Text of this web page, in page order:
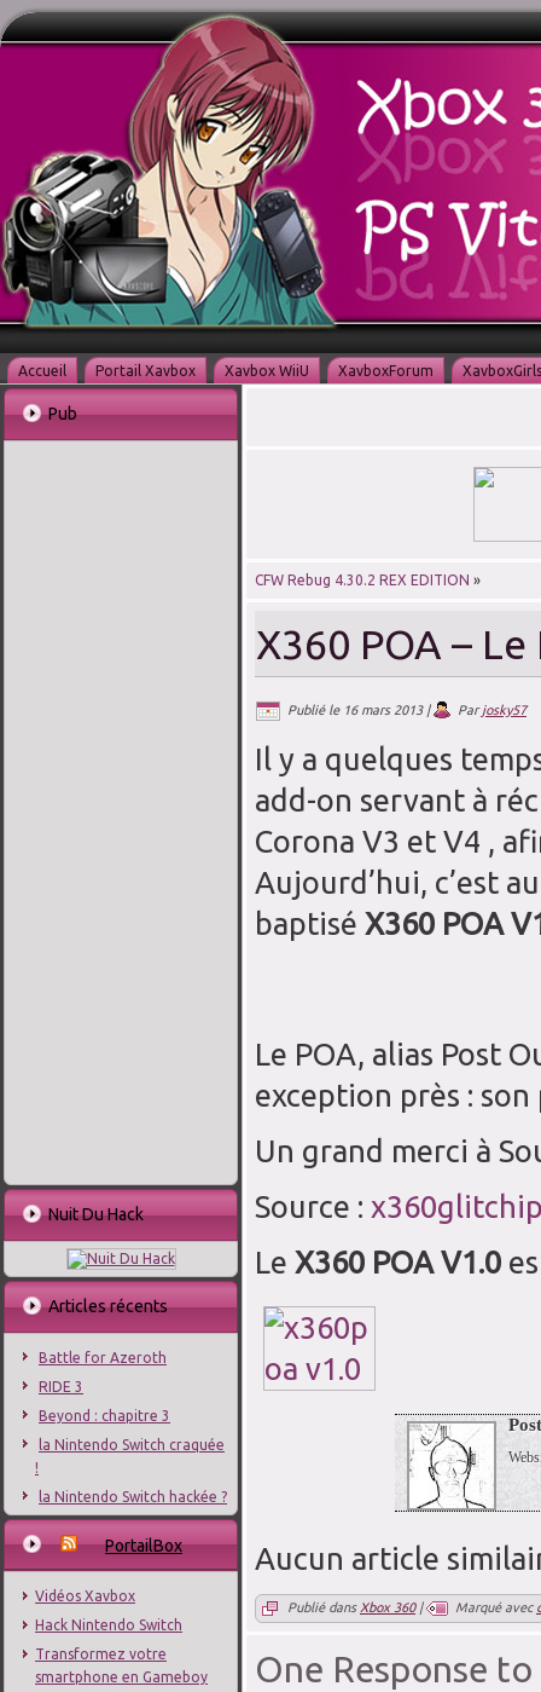
Accueil Portail Xavbox Xavbox WiiU XavboxForum XavboxGirls
Pub
Nuit Du Hack
Articles récents
Battle for Azeroth
RIDE 3
Beyond : chapitre 3
la Nintendo Switch craquée
!
la Nintendo Switch hackée ?
PortailBox
Vidéos Xavbox
Hack Nintendo Switch
Transformez votre
smartphone en Gameboy
CFW Rebug 4.30.2 REX EDITION »
X360 POA –
Publié le 16 mars 2013| Par josky57
Il y a quelques
add-on servant à
Corona V3 et V4 ,
Aujourd’hui, c’est
baptisé X360 POA
Le POA, alias Post
exception près :
Un grand merci à
Source :
Le X360 POA V1.0
Aucun article
Publié dans Xbox 360| Marqué avec
One Response to